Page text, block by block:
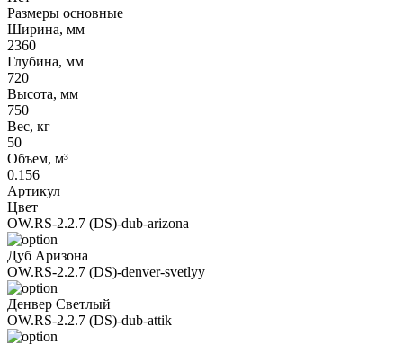
Размеры основные
Ширина, мм
2360
Глубина, мм
720
Высота, мм
750
Вес, кг
50
Объем, м³
0.156
Артикул
Цвет
OW.RS-2.2.7 (DS)-dub-arizona
Дуб Аризона
OW.RS-2.2.7 (DS)-denver-svetlyy
Денвер Светлый
OW.RS-2.2.7 (DS)-dub-attik